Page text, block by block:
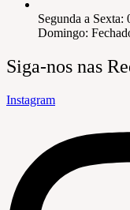
Segunda a Sexta:
Domingo:
Siga-nos nas
Instagram